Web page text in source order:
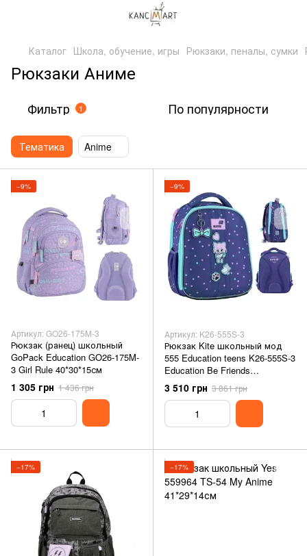
Каталог Школа, обучение, игры Рюкзаки, пеналы, сумки
Рюкзаки Аниме
Фильтр 1 По популярности
Тематика Anime
−9%
Артикул: GO26-175M-3
Рюкзак (ранец) школьный
GoPack Education GO26-175M-
3 Girl Rule 40*30*15см
1 305 грн 1 436 грн
−9%
Артикул: K26-555S-3
Рюкзак Kite школьный мод
555 Education teens K26-555S-3
Education Be Friends
36,5*27*15,5см
3 510 грн 3 861 грн
−17% −17%